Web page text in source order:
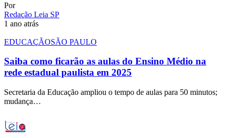
Por
Redação Leia SP
1 ano atrás
EDUCAÇÃOSÃO PAULO
Saiba como ficarão as aulas do Ensino Médio na
rede estadual paulista em 2025
Secretaria da Educação ampliou o tempo de aulas para 50 minutos;
mudança…